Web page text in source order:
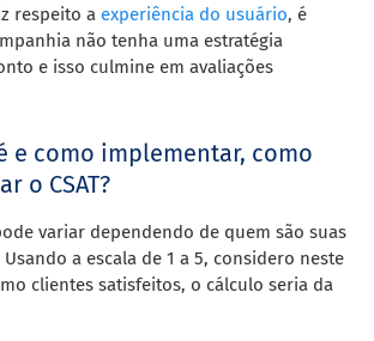
respeito a experiência do usuário, é
não tenha uma estratégia
e isso culmine em avaliações
e como implementar, como
o CSAT?
variar dependendo de quem são suas
a escala de 1 a 5, considero neste
clientes satisfeitos, o cálculo seria da